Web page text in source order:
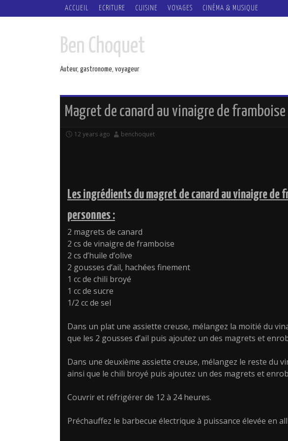
SKIP
ACCUEIL ECRITURE CUISINE VOYAGES CINÉMA & MUSIQUE
Ben Choquet
Auteur, gastronome, voyageur
Magret de canard au vinaigre de framboise
12 years ago benchoquet
Les ingrédients du magret de canard au vinaigre de
personnes :
2 magrets de canard
2 cs de vinaigre de framboise
2 cs d’huile d’olive
2 gousses d’ail, hachées finement
1 cc de chili broyé
1 cc de sucre
1/2 cc de sel
Dans un plat une assiette creuse, mélangez la moitié du
que les 2 gousses d’ail puis ajoutez un des magrets et
Dans une deuxième assiette creuse, mélangez le reste du
ainsi que le chili broyé puis ajoutez un des magrets et
Couvrir et réfrigérer de 12 à 24 heures.
Préchauffez le barbecue électrique à puissance élevée en